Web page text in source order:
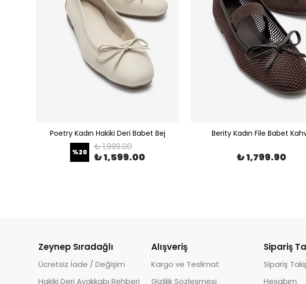
Poetry Kadın Hakiki Deri Babet Bej
%20 ₺ 1,999.00
₺ 1,599.00
Berity Kadın File Babet
₺ 1,799.90
Zeynep Sıradağlı
Ücretsiz İade / Değişim
Hakiki Deri Ayakkabı Rehberi
Alışveriş
Kargo ve Teslimat
Gizlilik Sözleşmesi
Sipariş
Sipariş
Hesabım